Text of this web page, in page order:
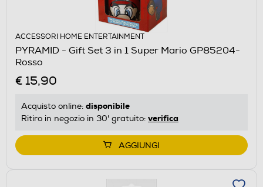
ACCESSORI HOME ENTERTAINMENT
PYRAMID - Gift Set 3 in 1 Super Mario GP85204-
Rosso
€ 15,90
Acquisto online: disponibile
Ritiro in negozio in 30' gratuito: verifica
AGGIUNGI